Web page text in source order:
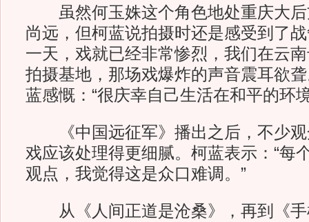
虽然何玉姝这个角色地处重庆大后
尚远，但柯蓝说拍摄时还是感受到了
一天，戏就已经非常惨烈，我们在云
拍摄基地，那场戏爆炸的声音震耳欲
蓝感慨：“很庆幸自己生活在和平的环
《中国远征军》播出之后，不少观
戏应该处理得更细腻。柯蓝表示：“每
观点，我觉得这是众口难调。”
从《人间正道是沧桑》，再到《手